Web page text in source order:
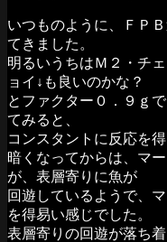
いつものように、ＦＰ
てきました。
明るいうちはＭ２・チ
ョイ↓も良いのかな？
とファクター０．９ｇ
てみると、
コンスタントに反応を
暗くなってからは、マ
が、表層寄りに魚が
回遊しているようで、
を得易い感じでした。
表層寄りの回遊が落ち